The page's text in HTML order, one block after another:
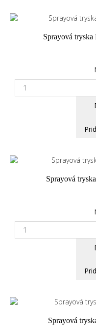
Sprayová
Sprayová
Sprayová